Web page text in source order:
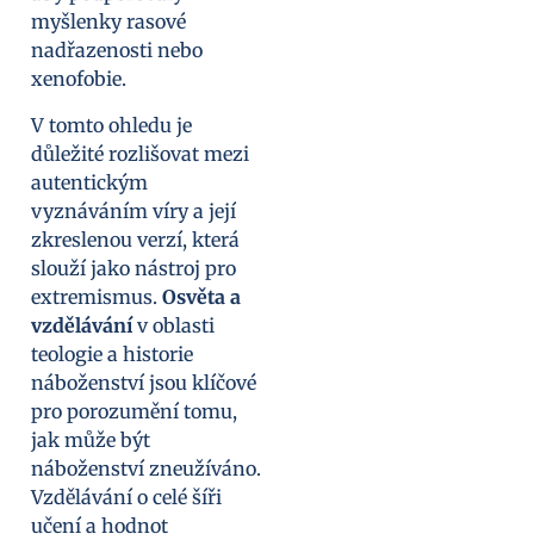
myšlenky rasové
nadřazenosti nebo
xenofobie.
V tomto ohledu je
důležité rozlišovat mezi
autentickým
vyznáváním víry a její
zkreslenou verzí, která
slouží jako nástroj pro
extremismus. Osvěta a
vzdělávánív oblasti
teologie a historie
náboženství jsou klíčové
pro porozumění tomu,
jak může být
náboženství zneužíváno.
Vzdělávání o celé šíři
učení a hodnot